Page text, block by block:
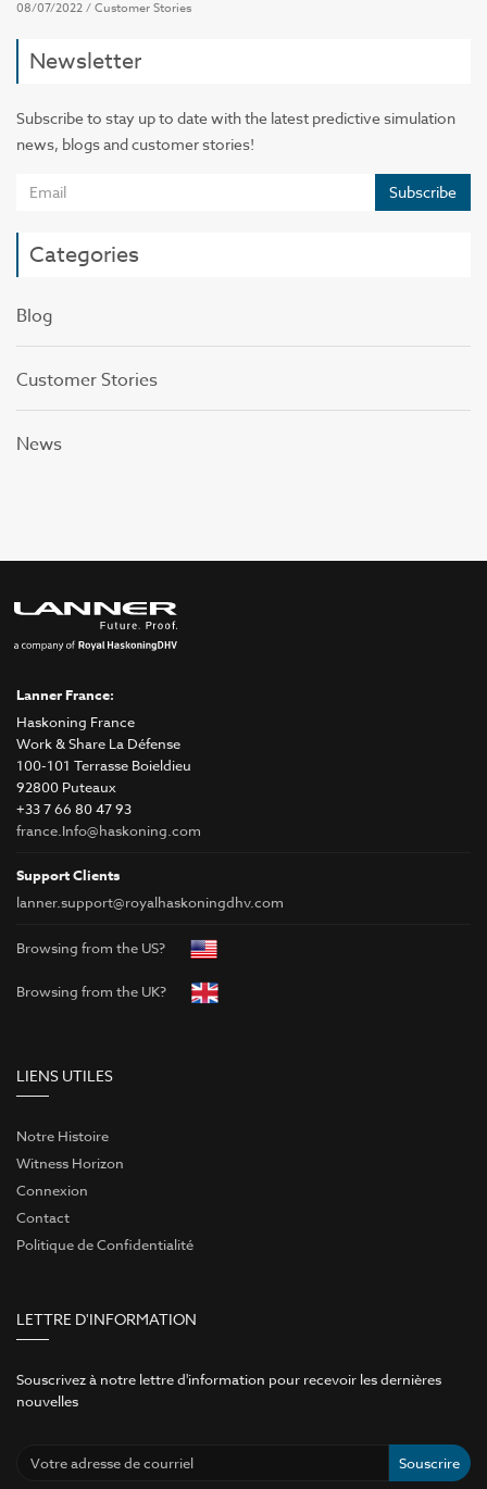
08/07/2022/Customer Stories
Newsletter
Subscribe to stay up to date with the latest predictive simulation
news, blogs and customer stories!
Subscribe
Categories
Blog
Customer Stories
News
Lanner France:
Haskoning France
Work & Share La Défense
100-101 Terrasse Boieldieu
92800 Puteaux
+33 7 66 80 47 93
france.Info@haskoning.com
Support Clients
lanner.support@royalhaskoningdhv.com
Browsing from the US?
Browsing from the UK?
LIENS UTILES
Notre Histoire
Witness Horizon
Connexion
Contact
Politique de Confidentialité
LETTRE D'INFORMATION
Souscrivez à notre lettre d'information pour recevoir les dernières
nouvelles
Souscrire